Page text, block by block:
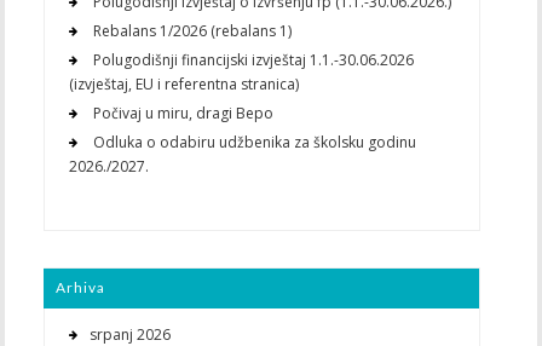
Rebalans 1/2026 (rebalans 1)
Polugodišnji financijski izvještaj 1.1.-30.06.2026
(izvještaj, EU i referentna stranica)
Počivaj u miru, dragi Bepo
Odluka o odabiru udžbenika za školsku godinu
2026./2027.
Arhiva
srpanj 2026